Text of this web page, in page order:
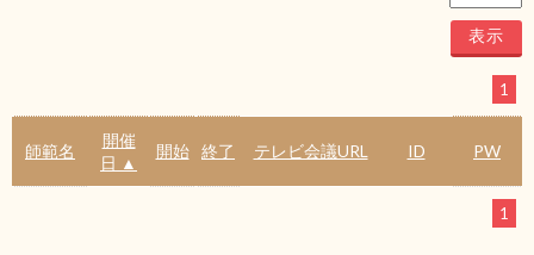
1
師範名
開催
日 ▲
開始 終了 テレビ会議URL ID PW
1